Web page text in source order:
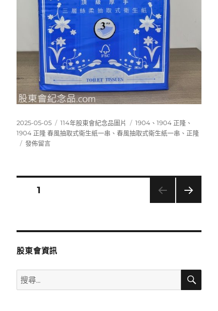
發
佈
日
2025-05-05
分
類
114年股東會紀念品圖片
標
籤
1904 、1904 正隆 、
1904 正隆 春風抽取式衛生紙一串 、春風抽取式衛生紙一串 、 正隆
在
衛
生
紙
串〉
發佈留言
分
頁次1
股東會資訊
搜
尋
搜